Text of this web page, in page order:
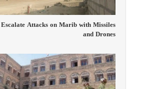
Attacks on Marib with Missiles
and Drones